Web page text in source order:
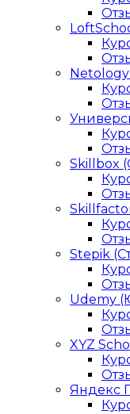
Skillbox
Stepik
Udemy
XYZ
Яндекс